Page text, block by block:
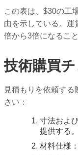
この表は、$30の工
由を示している。運
倍から3倍になるこ
技術購買
見積もりを依頼す
さい：
寸法およ
提供する
材料仕様